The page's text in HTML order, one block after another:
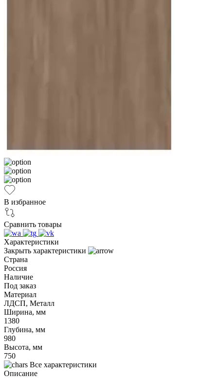
В избранное
Сравнить товары
Характеристики
Закрыть характеристики
Страна
Россия
Наличие
Под заказ
Материал
ЛДСП, Металл
Ширина, мм
1380
Глубина, мм
980
Высота, мм
750
Все характеристики
Описание